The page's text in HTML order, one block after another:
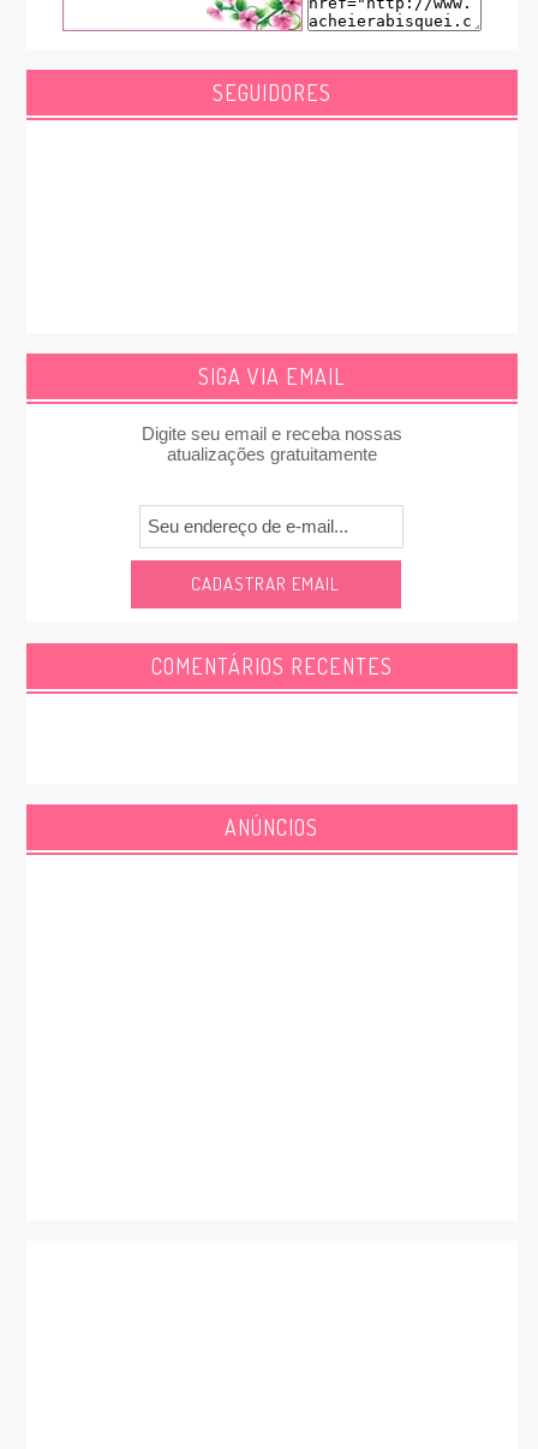
SEGUIDORES
SIGA VIA EMAIL
Digite seu email e receba nossas
atualizações gratuitamente
COMENTÁRIOS RECENTES
ANÚNCIOS